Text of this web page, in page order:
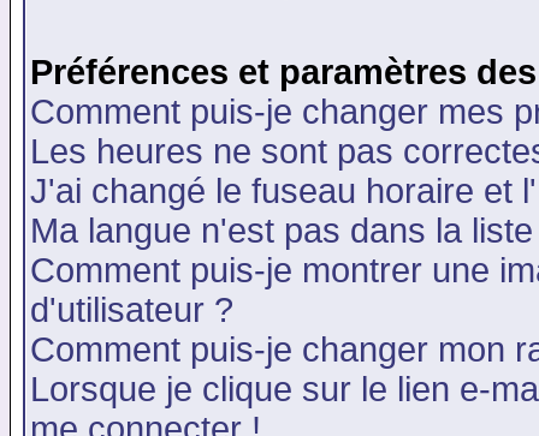
Préférences et paramètres
Comment puis-je changer mes
Les heures ne sont pas
J'ai changé le fuseau horaire et
Ma langue n'est pas dans la
Comment puis-je montrer une
d'utilisateur ?
Comment puis-je changer mon
Lorsque je clique sur le lien e-